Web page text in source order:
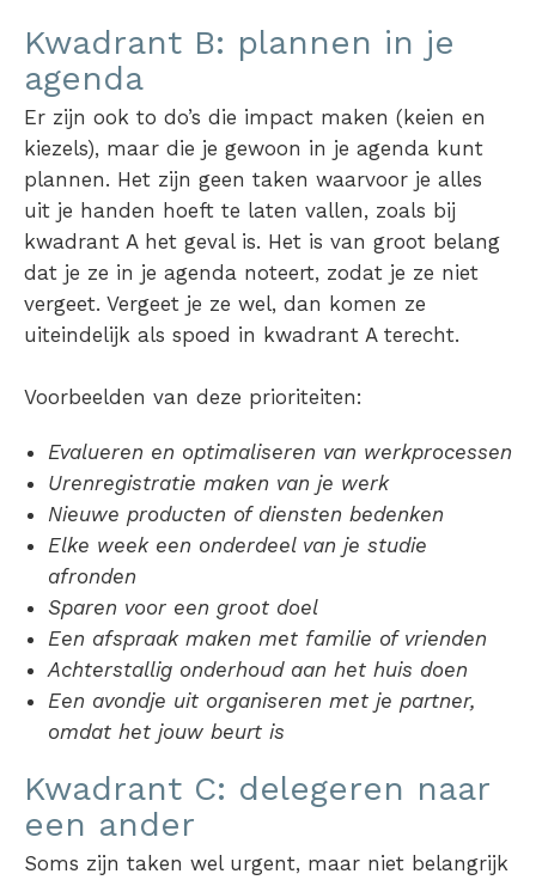
Kwadrant B: plannen in je
agenda
Er zijn ook to do’s die impact maken (keien en
kiezels), maar die je gewoon in je agenda kunt
plannen. Het zijn geen taken waarvoor je alles
uit je handen hoeft te laten vallen, zoals bij
kwadrant A het geval is. Het is van groot belang
dat je ze in je agenda noteert, zodat je ze niet
vergeet. Vergeet je ze wel, dan komen ze
uiteindelijk als spoed in kwadrant A terecht.
Voorbeelden van deze prioriteiten:
Evalueren en optimaliseren van werkprocessen
Urenregistratie maken van je werk
Nieuwe producten of diensten bedenken
Elke week een onderdeel van je studie
afronden
Sparen voor een groot doel
Een afspraak maken met familie of vrienden
Achterstallig onderhoud aan het huis doen
Een avondje uit organiseren met je partner,
omdat het jouw beurt is
Kwadrant C: delegeren naar
een ander
Soms zijn taken wel urgent, maar niet belangrijk